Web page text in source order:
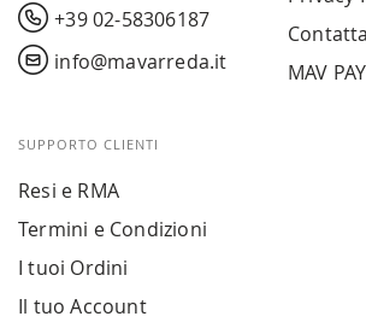
+39 02-58306187
info@mavarreda.it
MAV PAY
SUPPORTO CLIENTI
Resi e RMA
Termini e Condizioni
I tuoi Ordini
Il tuo Account